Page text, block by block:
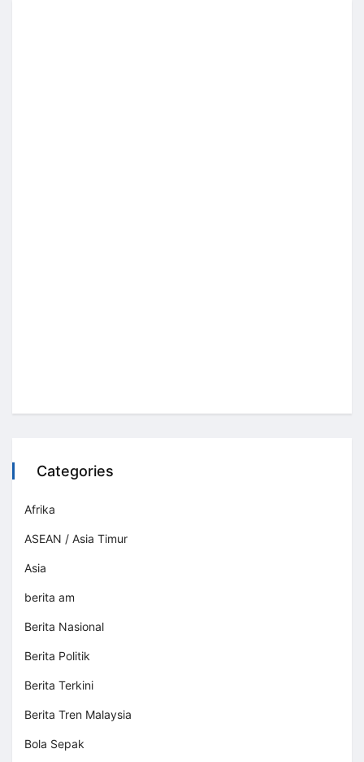
Categories
Afrika
ASEAN / Asia Timur
Asia
berita am
Berita Nasional
Berita Politik
Berita Terkini
Berita Tren Malaysia
Bola Sepak